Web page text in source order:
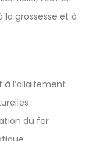
grossesse et à
à l’allaitement
du fer